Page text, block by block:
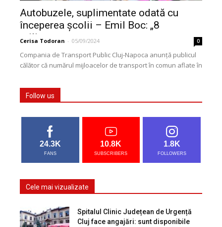
Autobuzele, suplimentate odată cu
începerea școlii – Emil Boc: „8
milioane...
Cerisa Todoran - 05/09/2024 0
Compania de Transport Public Cluj-Napoca anunță publicul
călător că numărul mijloacelor de transport în comun aflate în
Follow us
24.3K
FANS
10.8K
SUBSCRIBERS
1.8K
FOLLOWERS
Cele mai vizualizate
Spitalul Clinic Județean de Urgență
Cluj face angajări: sunt disponibile